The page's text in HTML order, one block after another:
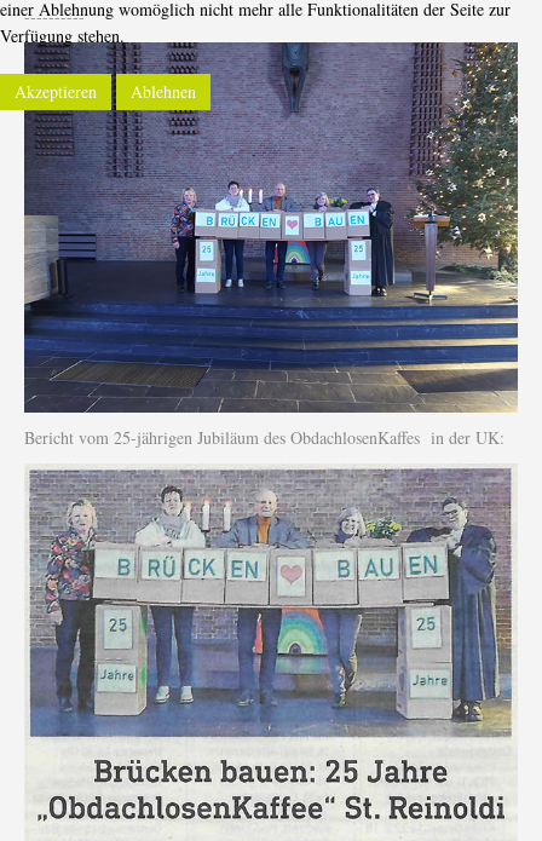
----------
Bericht vom 25-jährigen Jubiläum des ObdachlosenKaffes in der UK:
einer Ablehnung womöglich nicht mehr alle Funktionalitäten der Seite zur
Verfügung stehen.
Akzeptieren Ablehnen